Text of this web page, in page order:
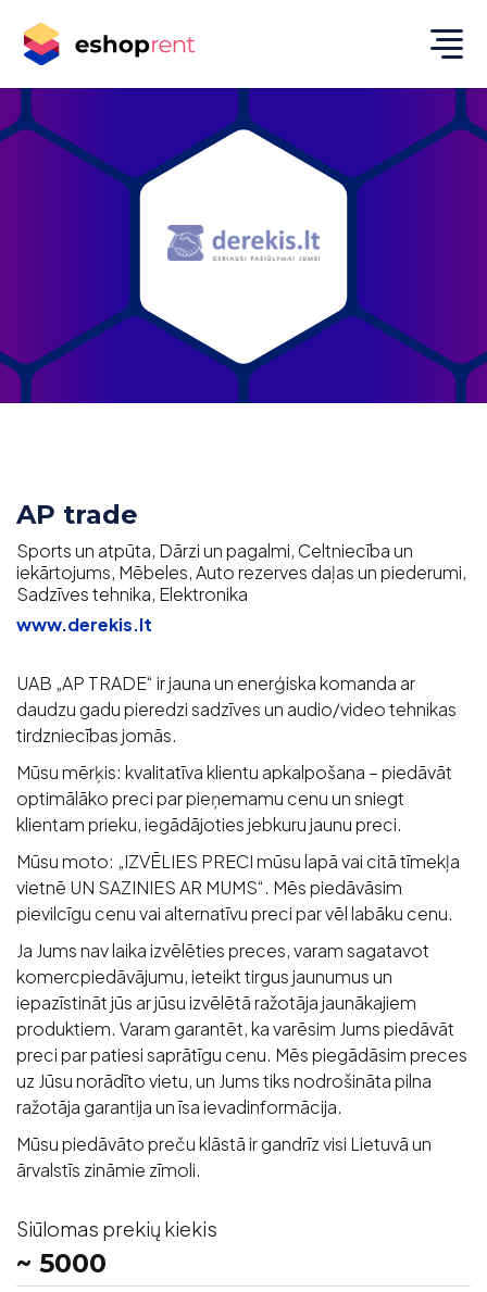
AP trade
Sports un atpūta, Dārzi un pagalmi, Celtniecība un
iekārtojums, Mēbeles, Auto rezerves daļas un piederumi,
Sadzīves tehnika, Elektronika
www.derekis.lt
UAB „AP TRADE“ ir jauna un enerģiska komanda ar
daudzu gadu pieredzi sadzīves un audio/video tehnikas
tirdzniecības jomās.
Mūsu mērķis: kvalitatīva klientu apkalpošana – piedāvāt
optimālāko preci par pieņemamu cenu un sniegt
klientam prieku, iegādājoties jebkuru jaunu preci.
Mūsu moto: „IZVĒLIES PRECI mūsu lapā vai citā tīmekļa
vietnē UN SAZINIES AR MUMS“. Mēs piedāvāsim
pievilcīgu cenu vai alternatīvu preci par vēl labāku cenu.
Ja Jums nav laika izvēlēties preces, varam sagatavot
komercpiedāvājumu, ieteikt tirgus jaunumus un
iepazīstināt jūs ar jūsu izvēlētā ražotāja jaunākajiem
produktiem. Varam garantēt, ka varēsim Jums piedāvāt
preci par patiesi saprātīgu cenu. Mēs piegādāsim preces
uz Jūsu norādīto vietu, un Jums tiks nodrošināta pilna
ražotāja garantija un īsa ievadinformācija.
Mūsu piedāvāto preču klāstā ir gandrīz visi Lietuvā un
ārvalstīs zināmie zīmoli.
Siūlomas prekių kiekis
~ 5000